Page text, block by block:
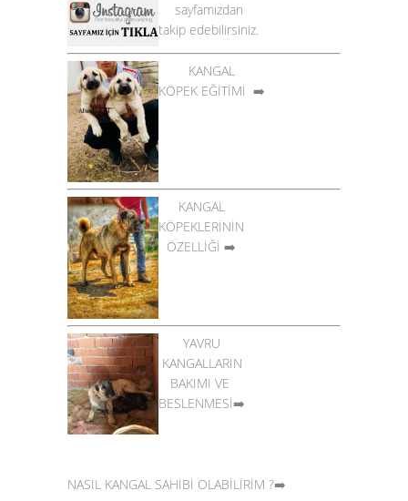
sayfamızdan
takip edebilirsiniz.
KANGAL
KÖPEK EĞİTİMİ ➡️
KANGAL
KÖPEKLERİNİN
ÖZELLİĞİ ➡️
YAVRU
KANGALLARIN
BAKIMI VE
BESLENMESİ➡️
NASIL KANGAL SAHİBİ OLABİLİRİM ?➡️